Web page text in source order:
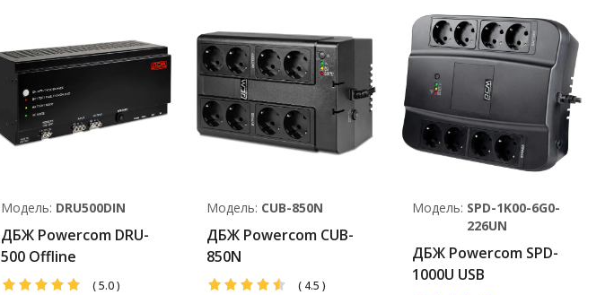
Модель: DRU500DIN
ДБЖ Powercom DRU-
500 Offline
(5.0)
Модель: CUB-850N
ДБЖ Powercom CUB-
850N
( 4.5 )
Модель: SPD-1K00-6G0-
226UN
ДБЖ Powercom SPD-
1000U USB